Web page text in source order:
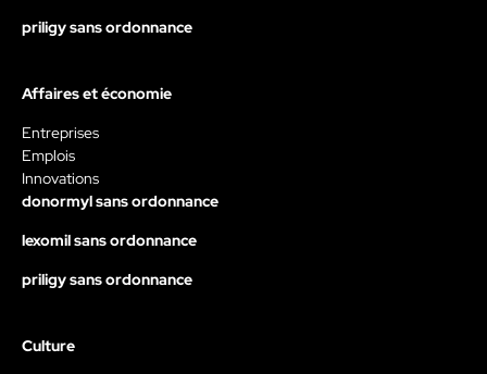
priligy sans ordonnance
Affaires et économie
Entreprises
Emplois
Innovations
donormyl sans ordonnance
lexomil sans ordonnance
priligy sans ordonnance
Culture